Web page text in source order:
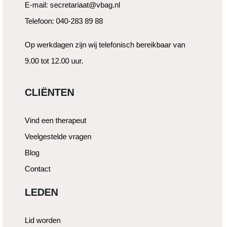
E-mail: secretariaat@vbag.nl
Telefoon: 040-283 89 88
Op werkdagen zijn wij telefonisch bereikbaar van
9.00 tot 12.00 uur.
CLIËNTEN
Vind een therapeut
Veelgestelde vragen
Blog
Contact
LEDEN
Lid worden